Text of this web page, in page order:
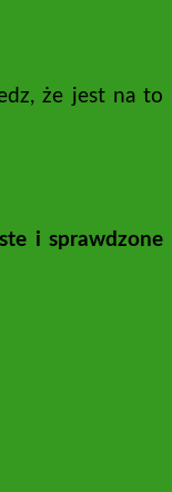
że jest na to
i sprawdzone